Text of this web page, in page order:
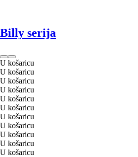
Billy serija
U košaricu
U košaricu
U košaricu
U košaricu
U košaricu
U košaricu
U košaricu
U košaricu
U košaricu
U košaricu
U košaricu